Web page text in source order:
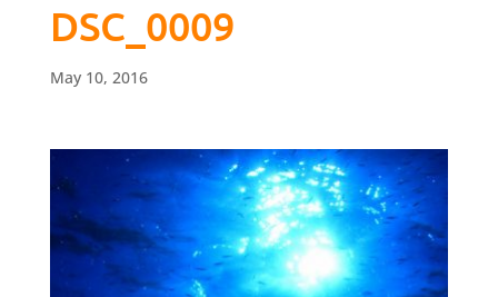
DSC_0009
May 10, 2016